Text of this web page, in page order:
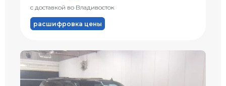
с доставкой во Владивосток
расшифровка цены